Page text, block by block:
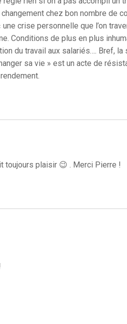
chez bon nombre de
crise personnelle que l’on
Conditions de plus en plus
du travail aux salariés…. Bref, la
sa vie » est un acte de
toujours plaisir 😉 . Merci Pierre !